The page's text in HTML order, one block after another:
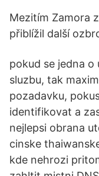
Mezitím Zamora
přiblížil další
pokud se jedna
sluzbu, tak
pozadavku,
identifikovat a
nejlepsi obrana
cinske
kde nehrozi